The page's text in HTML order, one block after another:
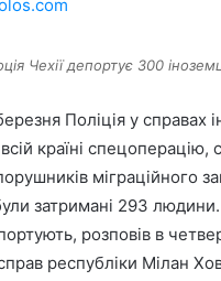
Чехії депортує 300
Поліція у справах
країні спецоперацію,
міграційного
затримані 293
розповів в
республіки Мілан